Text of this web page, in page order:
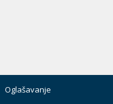
Oglašavanje